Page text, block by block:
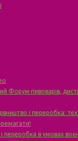
Форум пивоварів,
і переробка:
і переробка в умовах